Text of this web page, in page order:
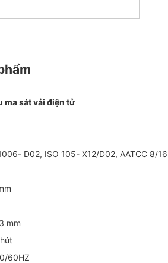
ma sát vải điện tử
D02, ISO 105- X12/D02, AATCC 8/
mm
60HZ